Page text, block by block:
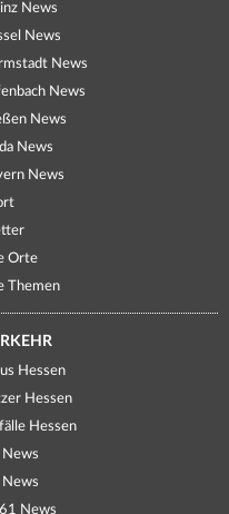
News
News
News
News
News
News
News
Orte
Themen
Hessen
Hessen
Hessen
News